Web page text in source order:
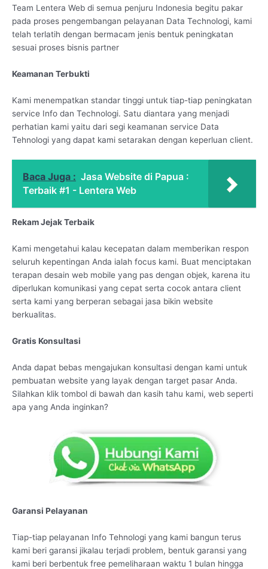
Team Lentera Web di semua penjuru Indonesia begitu pakar
pada proses pengembangan pelayanan Data Technologi, kami
telah terlatih dengan bermacam jenis bentuk peningkatan
sesuai proses bisnis partner
Keamanan Terbukti
Kami menempatkan standar tinggi untuk tiap-tiap peningkatan
service Info dan Technologi. Satu diantara yang menjadi
perhatian kami yaitu dari segi keamanan service Data
Tehnologi yang dapat kami setarakan dengan keperluan client.
Baca Juga : Jasa Website di Papua :
Terbaik #1 - Lentera Web
Rekam Jejak Terbaik
Kami mengetahui kalau kecepatan dalam memberikan respon
seluruh kepentingan Anda ialah focus kami. Buat menciptakan
terapan desain web mobile yang pas dengan objek, karena itu
diperlukan komunikasi yang cepat serta cocok antara client
serta kami yang berperan sebagai jasa bikin website
berkualitas.
Gratis Konsultasi
Anda dapat bebas mengajukan konsultasi dengan kami untuk
pembuatan website yang layak dengan target pasar Anda.
Silahkan klik tombol di bawah dan kasih tahu kami, web seperti
apa yang Anda inginkan?
Garansi Pelayanan
Tiap-tiap pelayanan Info Tehnologi yang kami bangun terus
kami beri garansi jikalau terjadi problem, bentuk garansi yang
kami beri berbentuk free pemeliharaan waktu 1 bulan hingga